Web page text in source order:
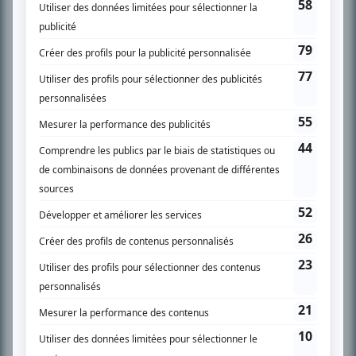
SUR LE RÉSEAU BIZZ MÉDIA
PLAN DU SITE
Accueil
Liste des oeuvres
Recherche avancée
À propos
Nous contacter
Termes et conditions
Politique de confidentialité
Gestion du consentement